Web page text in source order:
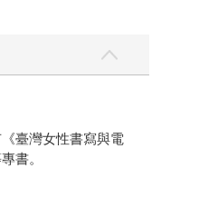
臺灣女性書寫與電
書。